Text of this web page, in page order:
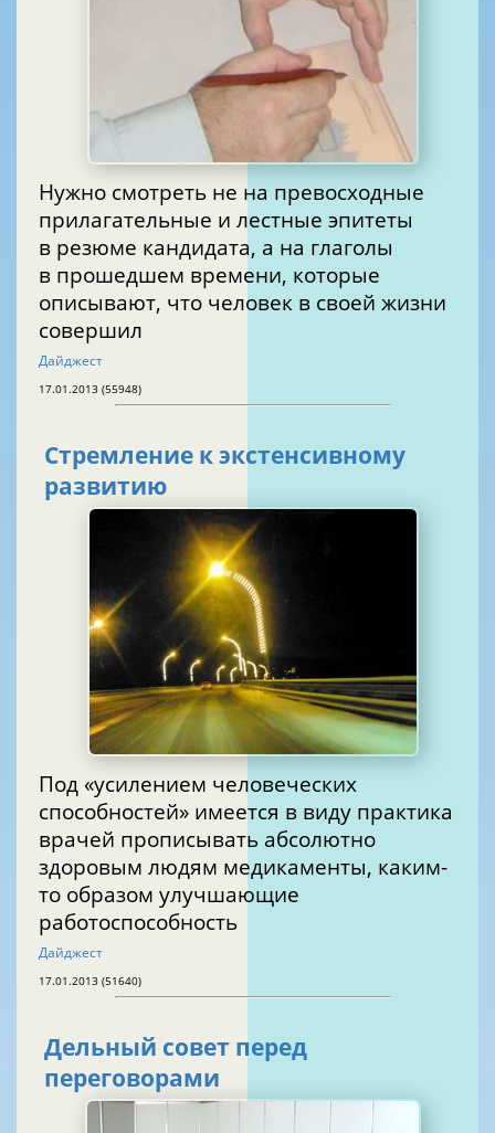
Нужно смотреть не на превосходные
прилагательные и лестные эпитеты
в резюме кандидата, а на глаголы
в прошедшем времени, которые
описывают, что человек в своей жизни
совершил
Дайджест
17.01.2013 (55948)
Cтремление к экстенсивному
развитию
Под «усилением человеческих
способностей» имеется в виду практика
врачей прописывать абсолютно
здоровым людям медикаменты, каким-
то образом улучшающие
работоспособность
Дайджест
17.01.2013 (51640)
Дельный совет перед
переговорами